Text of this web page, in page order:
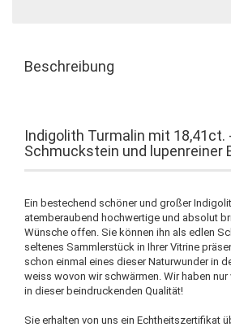
Beschreibung
Indigolith Turmalin mit 18,41ct.
Schmuckstein und lupenreiner
Ein bestechend schöner und großer
atemberaubend hochwertige und absolut
Wünsche offen. Sie können ihn als edlen
seltenes Sammlerstück in Ihrer Vitrine
schon einmal eines dieser Naturwunder in
weiss wovon wir schwärmen. Wir haben
in dieser beindruckenden Qualität!
Sie erhalten von uns ein Echtheitszertifikat